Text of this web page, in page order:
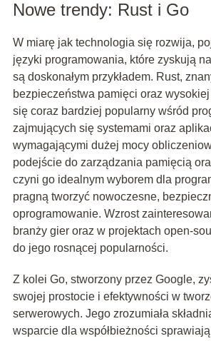
Nowe trendy: Rust i Go
W miarę jak technologia się rozwija,
języki programowania, które zyskują
są doskonałym przykładem. Rust,
bezpieczeństwa pamięci oraz
się coraz bardziej popularny wśród
zajmujących się systemami oraz
wymagającymi dużej mocy
podejście do zarządzania pamięcią
czyni go idealnym wyborem dla
pragną tworzyć nowoczesne,
oprogramowanie. Wzrost
branży gier oraz w projektach open-
do jego rosnącej popularności.
Z kolei Go, stworzony przez Google,
swojej prostocie i efektywności w
serwerowych. Jego zrozumiała
wsparcie dla współbieżności